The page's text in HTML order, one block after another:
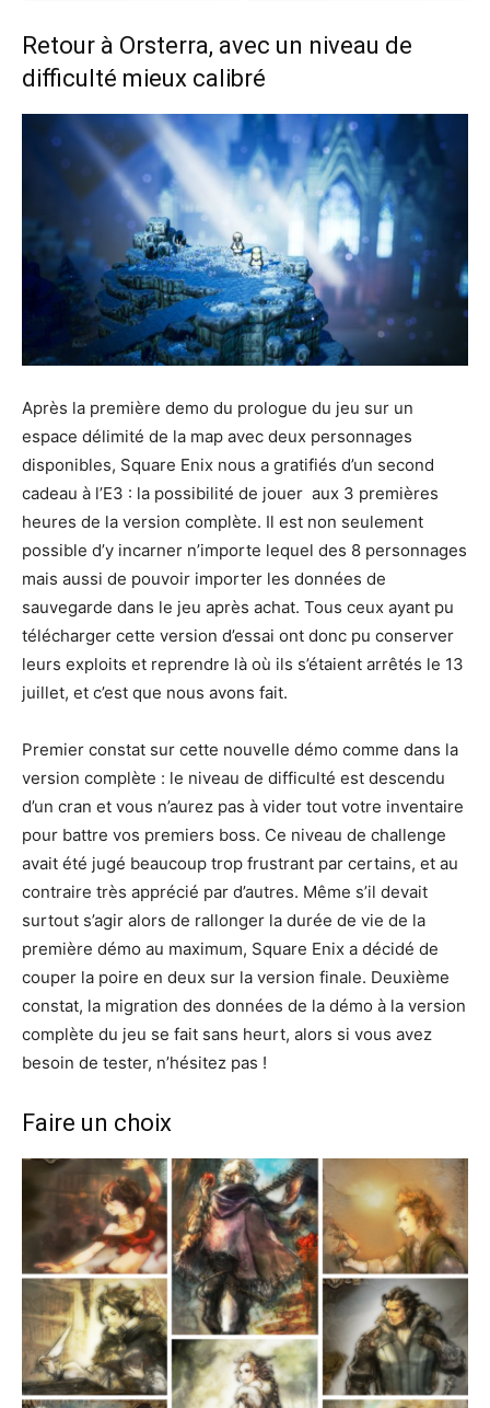
Retour à Orsterra, avec un niveau de
difficulté mieux calibré
Après la première demo du prologue du jeu sur un
espace délimité de la map avec deux personnages
disponibles, Square Enix nous a gratifiés d’un second
cadeau à l’E3 : la possibilité de jouer aux 3 premières
heures de la version complète. Il est non seulement
possible d’y incarner n’importe lequel des 8 personnages
mais aussi de pouvoir importer les données de
sauvegarde dans le jeu après achat. Tous ceux ayant pu
télécharger cette version d’essai ont donc pu conserver
leurs exploits et reprendre là où ils s’étaient arrêtés le 13
juillet, et c’est que nous avons fait.
Premier constat sur cette nouvelle démo comme dans la
version complète : le niveau de difficulté est descendu
d’un cran et vous n’aurez pas à vider tout votre inventaire
pour battre vos premiers boss. Ce niveau de challenge
avait été jugé beaucoup trop frustrant par certains, et au
contraire très apprécié par d’autres. Même s’il devait
surtout s’agir alors de rallonger la durée de vie de la
première démo au maximum, Square Enix a décidé de
couper la poire en deux sur la version finale. Deuxième
constat, la migration des données de la démo à la version
complète du jeu se fait sans heurt, alors si vous avez
besoin de tester, n’hésitez pas !
Faire un choix